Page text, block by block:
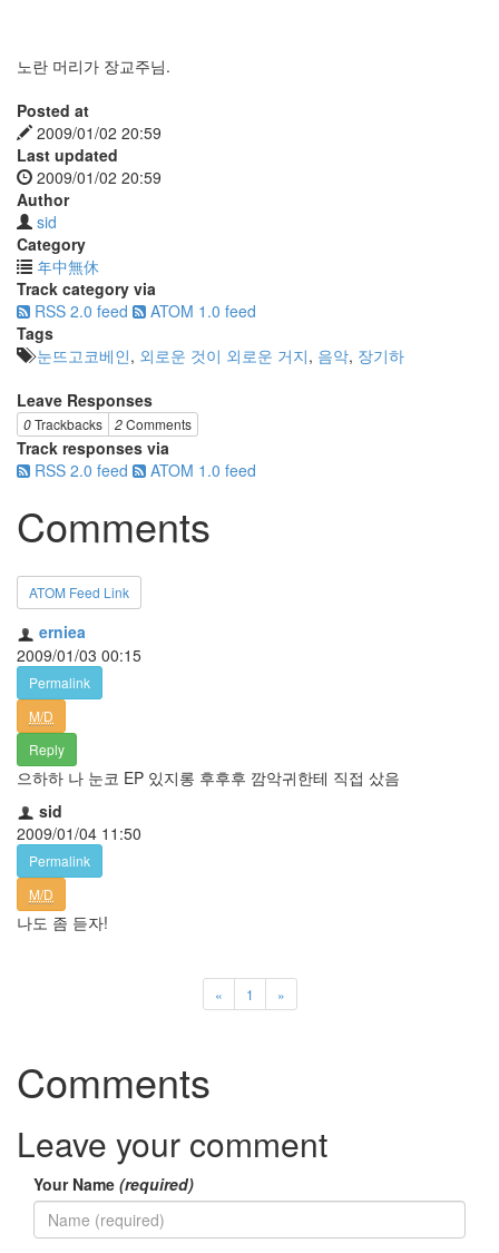
노란 머리가 장교주님.
Posted at
2009/01/02 20:59
Last updated
2009/01/02 20:59
Author
sid
Category
年中無休
Track category via
RSS 2.0 feed
ATOM 1.0 feed
Tags
눈뜨고코베인, 외로운 것이 외로운 거지, 음악, 장기하
Leave Responses
0Trackbacks 2Comments
Track responses via
RSS 2.0 feed
ATOM 1.0 feed
Comments
ATOM Feed Link
erniea
2009/01/03 00:15
Permalink
M/D
Reply
으하하 나 눈코 EP 있지롱 후후후 깜악귀한테 직접 샀음
sid
2009/01/04 11:50
Permalink
M/D
나도 좀 듣자!
« 1 »
Comments
Leave your comment
Your Name (required)